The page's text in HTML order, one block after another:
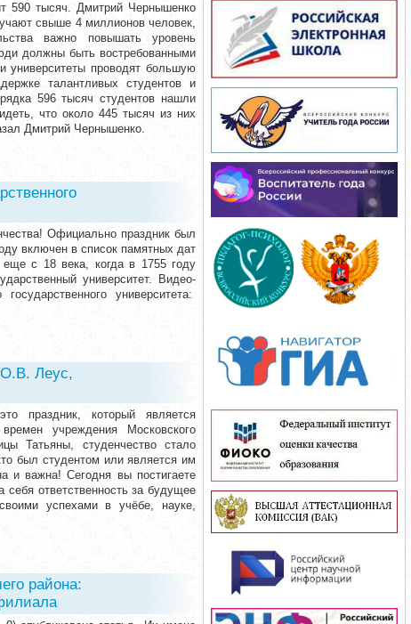
590 тысяч. Дмитрий Чернышенко
свыше 4 миллионов человек,
важно повышать уровень
должны быть востребованными
университеты проводят большую
талантливых студентов и
596 тысяч студентов нашли
что около 445 тысяч из них
Дмитрий Чернышенко.
Официально праздник был
включен в список памятных дат
с 18 века, когда в 1755 году
университет. Видео-
университета:
О.В. Леус,
праздник, который является
учреждения Московского
Татьяны, студенчество стало
был студентом или является им
и важна! Сегодня вы постигаете
себя ответственность за будущее
успехами в учёбе, науке,
района: